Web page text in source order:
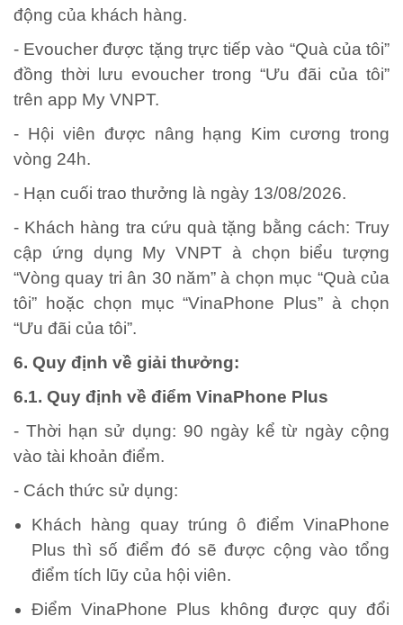
động của khách hàng.
- Evoucher được tặng trực tiếp vào “Quà của tôi”
đồng thời lưu evoucher trong “Ưu đãi của tôi”
trên app My VNPT.
- Hội viên được nâng hạng Kim cương trong
vòng 24h.
- Hạn cuối trao thưởng là ngày 13/08/2026.
- Khách hàng tra cứu quà tặng bằng cách: Truy
cập ứng dụng My VNPT à chọn biểu tượng
“Vòng quay tri ân 30 năm” à chọn mục “Quà của
tôi” hoặc chọn mục “VinaPhone Plus” à chọn
“Ưu đãi của tôi”.
6. Quy định về giải thưởng:
6.1. Quy định về điểm VinaPhone Plus
- Thời hạn sử dụng: 90 ngày kể từ ngày cộng
vào tài khoản điểm.
- Cách thức sử dụng:
Khách hàng quay trúng ô điểm VinaPhone
Plus thì số điểm đó sẽ được cộng vào tổng
điểm tích lũy của hội viên.
Điểm VinaPhone Plus không được quy đổi